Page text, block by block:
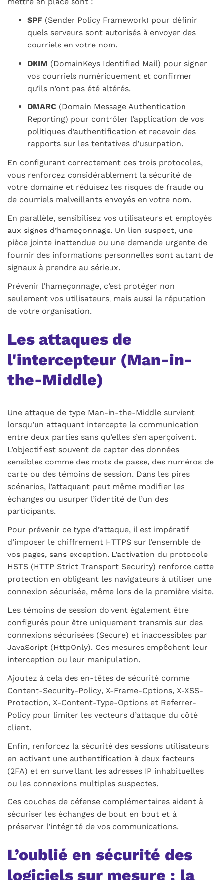
SPF (Sender Policy Framework) pour définir
quels serveurs sont autorisés à envoyer des
courriels en votre nom.
DKIM (DomainKeys Identified Mail) pour signer
vos courriels numériquement et confirmer
qu’ils n’ont pas été altérés.
DMARC (Domain Message Authentication
Reporting) pour contrôler l’application de vos
politiques d’authentification et recevoir des
rapports sur les tentatives d’usurpation.
En configurant correctement ces trois protocoles,
vous renforcez considérablement la sécurité de
votre domaine et réduisez les risques de fraude ou
de courriels malveillants envoyés en votre nom.
En parallèle, sensibilisez vos utilisateurs et employés
aux signes d’hameçonnage. Un lien suspect, une
pièce jointe inattendue ou une demande urgente de
fournir des informations personnelles sont autant de
signaux à prendre au sérieux.
Prévenir l’hameçonnage, c’est protéger non
seulement vos utilisateurs, mais aussi la réputation
de votre organisation.
Les attaques de
l'intercepteur (Man-in-
the-Middle)
Une attaque de type Man-in-the-Middle survient
lorsqu’un attaquant intercepte la communication
entre deux parties sans qu’elles s’en aperçoivent.
L’objectif est souvent de capter des données
sensibles comme des mots de passe, des numéros de
carte ou des témoins de session. Dans les pires
scénarios, l’attaquant peut même modifier les
échanges ou usurper l’identité de l’un des
participants.
Pour prévenir ce type d’attaque, il est impératif
d’imposer le chiffrement HTTPS sur l’ensemble de
vos pages, sans exception. L’activation du protocole
HSTS (HTTP Strict Transport Security) renforce cette
protection en obligeant les navigateurs à utiliser une
connexion sécurisée, même lors de la première visite.
Les témoins de session doivent également être
configurés pour être uniquement transmis sur des
connexions sécurisées (Secure) et inaccessibles par
JavaScript (HttpOnly). Ces mesures empêchent leur
interception ou leur manipulation.
Ajoutez à cela des en-têtes de sécurité comme
Content-Security-Policy, X-Frame-Options, X-XSS-
Protection, X-Content-Type-Options et Referrer-
Policy pour limiter les vecteurs d’attaque du côté
client.
Enfin, renforcez la sécurité des sessions utilisateurs
en activant une authentification à deux facteurs
(2FA) et en surveillant les adresses IP inhabituelles
ou les connexions multiples suspectes.
Ces couches de défense complémentaires aident à
sécuriser les échanges de bout en bout et à
préserver l’intégrité de vos communications.
L’oublié en sécurité des
logiciels sur mesure : la